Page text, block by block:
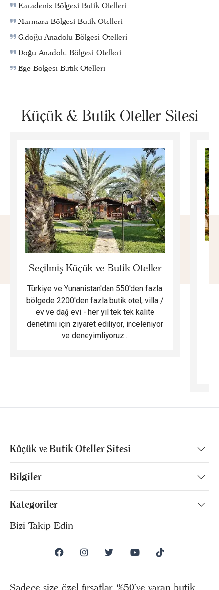
Karadeniz Bölgesi Butik Otelleri
Marmara Bölgesi Butik Otelleri
G.doğu Anadolu Bölgesi Otelleri
Doğu Anadolu Bölgesi Otelleri
Ege Bölgesi Butik Otelleri
Küçük & Butik Oteller Sitesi
Seçilmiş Küçük ve Butik Oteller
Türkiye ve Yunanistan'dan 550'den fazla
bölgede 2200'den fazla butik otel, villa /
ev ve dağ evi - her yıl tek tek kalite
denetimi için ziyaret ediliyor, inceleniyor
ve deneyimliyoruz...
Küçük ve Butik Oteller Sitesi
Bilgiler
Kategoriler
Bizi Takip Edin
Sadece size özel fırsatlar, %50’ye varan butik